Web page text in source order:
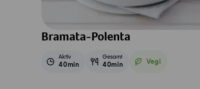
Bramata-Polenta
Aktiv
40min
Gesamt
40min Vegi
Vegetarisch